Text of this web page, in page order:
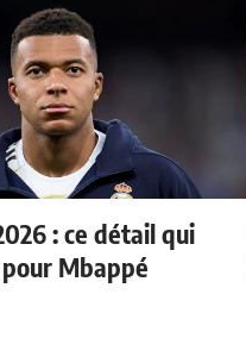
: ce détail qui
Mbappé